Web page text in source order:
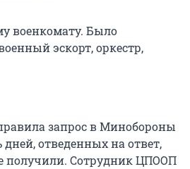
военкомату. Было
эскорт, оркестр,
запрос в Минобороны
отведенных на ответ,
Сотрудник ЦПООП